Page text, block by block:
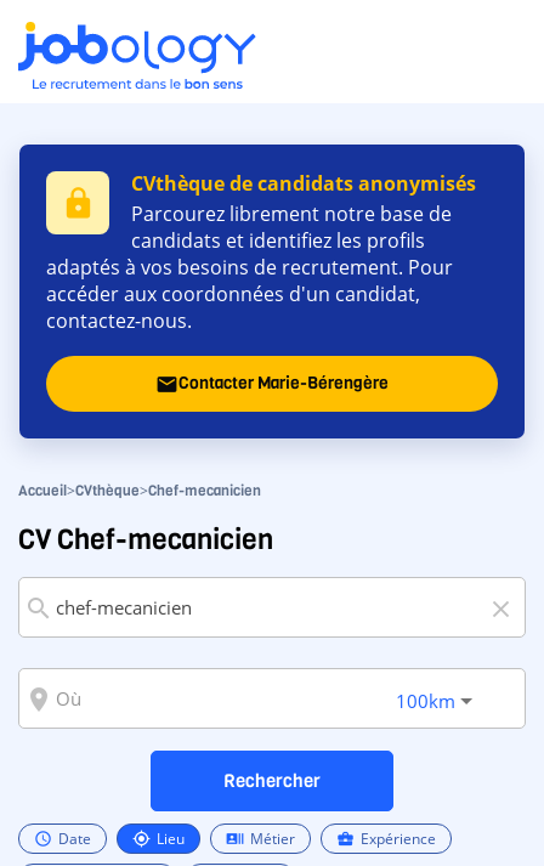
lock
CVthèque de candidats anonymisés
Parcourez librement notre base de
candidats et identifiez les profils
adaptés à vos besoins de recrutement. Pour
accéder aux coordonnées d'un candidat,
contactez-nous.
emailContacter Marie-Bérengère
Accueil>CVthèque>Chef-mecanicien
CV Chef-mecanicien
search close
room 100km
Rechercher
schedule Date my_location Lieu recent_actors Métier business_center Expérience